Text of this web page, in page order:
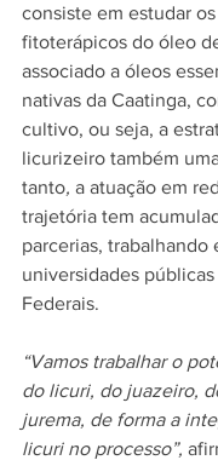
consiste em estudar
fitoterápicos do óleo
associado a óleos
nativas da Caatinga,
cultivo, ou seja, a
licurizeiro também
tanto, a atuação em
trajetória tem
parcerias, trabalhando
universidades
Federais.
“Vamos trabalhar o
do licuri, do juazeiro,
jurema, de forma a
licuri no processo”,